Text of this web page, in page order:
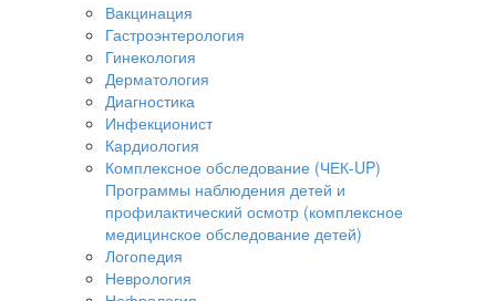
Вакцинация
Гастроэнтерология
Гинекология
Дерматология
Диагностика
Инфекционист
Кардиология
Комплексное обследование (ЧЕК-UP)
Программы наблюдения детей и
профилактический осмотр (комплексное
медицинское обследование детей)
Логопедия
Неврология